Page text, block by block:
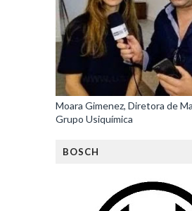
Moara Gimenez, Diretora de
Grupo Usiquímica
BOSCH